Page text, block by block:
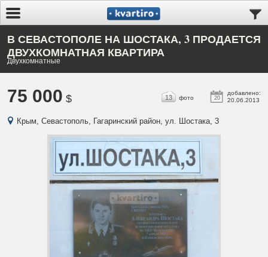
В СЕВАСТОПОЛЕ НА ШОСТАКА, 3 ПРОДАЕТСЯ
ДВУХКОМНАТНАЯ КВАРТИРА
Двухкомнатные
75 000 $ 20
добавлено:
20.06.2013
13 фото
Крым, Севастополь, Гагаринский район, ул. Шостака, 3